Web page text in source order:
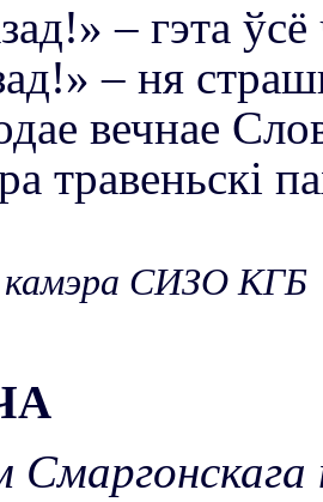
– гэта ўсё
– ня
вечнае
травеньскі
камэра СИЗО КГБ